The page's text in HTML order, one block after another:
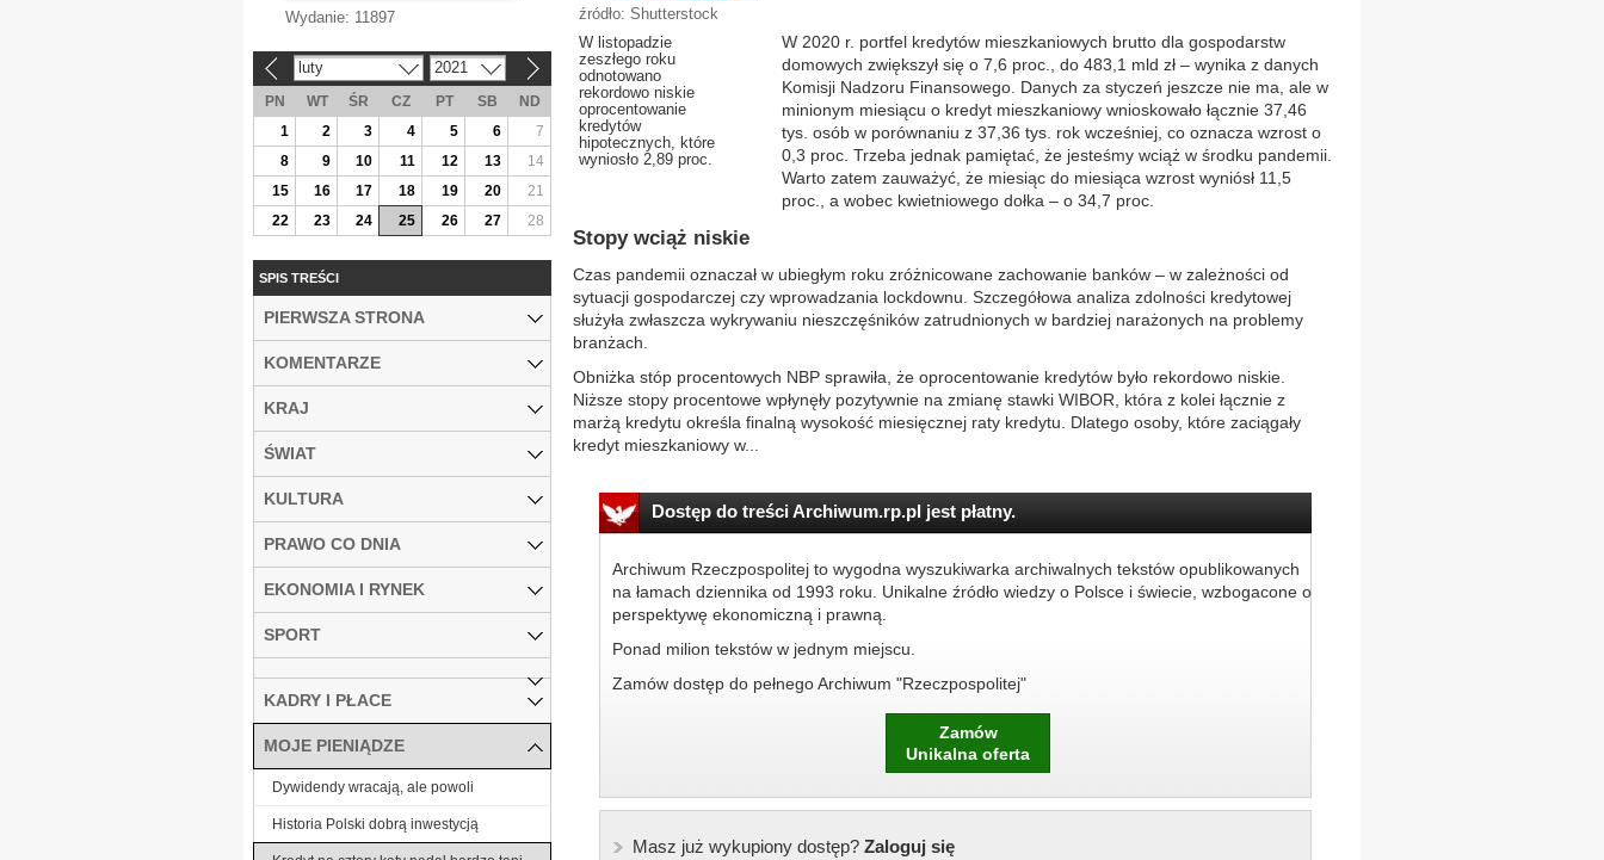
źródło: Shutterstock
W listopadzie
zeszłego roku
odnotowano
rekordowo niskie
oprocentowanie
kredytów
hipotecznych, które
wyniosło 2,89 proc.
W 2020 r. portfel kredytów mieszkaniowych brutto dla gospodarstw
domowych zwiększył się o 7,6 proc., do 483,1 mld zł – wynika z danych
Komisji Nadzoru Finansowego. Danych za styczeń jeszcze nie ma, ale w
minionym miesiącu o kredyt mieszkaniowy wnioskowało łącznie 37,46
tys. osób w porównaniu z 37,36 tys. rok wcześniej, co oznacza wzrost o
0,3 proc. Trzeba jednak pamiętać, że jesteśmy wciąż w środku pandemii.
Warto zatem zauważyć, że miesiąc do miesiąca wzrost wyniósł 11,5
proc., a wobec kwietniowego dołka – o 34,7 proc.
Stopy wciąż niskie
Czas pandemii oznaczał w ubiegłym roku zróżnicowane zachowanie banków – w zależności od
sytuacji gospodarczej czy wprowadzania lockdownu. Szczegółowa analiza zdolności kredytowej
służyła zwłaszcza wykrywaniu nieszczęśników zatrudnionych w bardziej narażonych na problemy
branżach.
Obniżka stóp procentowych NBP sprawiła, że oprocentowanie kredytów było rekordowo niskie.
Niższe stopy procentowe wpłynęły pozytywnie na zmianę stawki WIBOR, która z kolei łącznie z
marżą kredytu określa finalną wysokość miesięcznej raty kredytu. Dlatego osoby, które zaciągały
kredyt mieszkaniowy w...
Dostęp do treści Archiwum.rp.pl jest płatny.
Archiwum Rzeczpospolitej to wygodna wyszukiwarka archiwalnych tekstów opublikowanych
na łamach dziennika od 1993 roku. Unikalne źródło wiedzy o Polsce i świecie, wzbogacone o
perspektywę ekonomiczną i prawną.
Ponad milion tekstów w jednym miejscu.
Zamów dostęp do pełnego Archiwum "Rzeczpospolitej"
Zamów
Unikalna oferta
Masz już wykupiony dostęp?Zaloguj się
Wydanie: 11897
luty 2021
PN WT ŚR CZ PT SB
ND
1
2 3 4 5 6
7
8
9 10 11 12 13
14
15
16 17 18 19 20
21
22
23 24 25 26 27 28
SPIS TREŚCI
PIERWSZA STRONA
KOMENTARZE
KRAJ
ŚWIAT
KULTURA
PRAWO CO DNIA
EKONOMIA I RYNEK
SPORT
KADRY I PŁACE
MOJE PIENIĄDZE
Dywidendy wracają, ale powoli
Historia Polski dobrą inwestycją